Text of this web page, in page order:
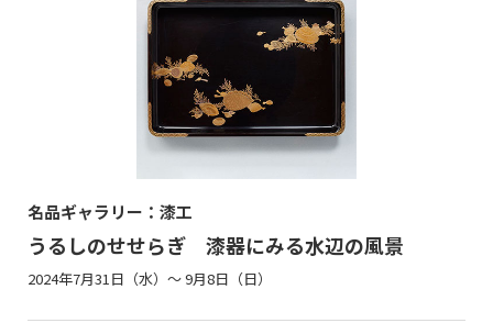
名品ギャラリー：漆工
うるしのせせらぎ 漆器にみる水辺の風景
2024年7月31日（水）～ 9月8日（日）